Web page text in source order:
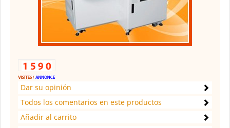
Dar su opinión
Todos los comentarios en este productos
Añadir al carrito